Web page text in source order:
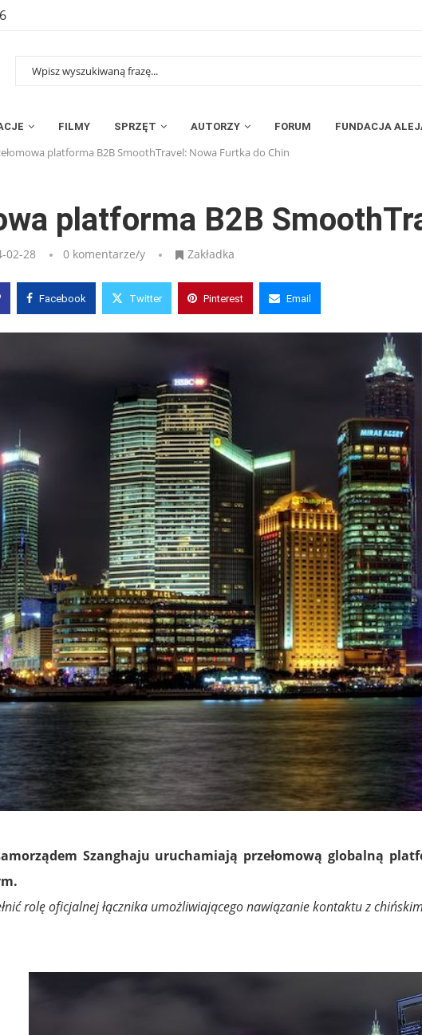
FILMY SPRZĘT AUTORZY FORUM FUNDACJA
platforma B2B SmoothTravel: Nowa Furtka do Chin
platforma B2B
02-28 0 komentarze/y Zakładka
Facebook Twitter Pinterest Email
Szanghaju uruchamiają przełomową globalną
rolę oficjalnej łącznika umożliwiającego nawiązanie kontaktu z